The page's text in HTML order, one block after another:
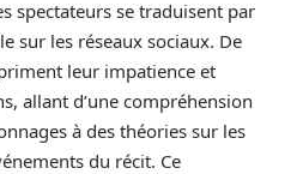
spectateurs se traduisent par
sur les réseaux sociaux. De
leur impatience et
allant d’une compréhension
à des théories sur les
du récit. Ce